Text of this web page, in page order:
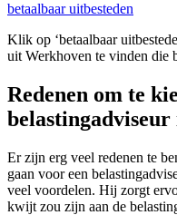
betaalbaar uitbesteden
Klik op ‘betaalbaar
uit Werkhoven te vinden die
Redenen om te
Er zijn erg veel redenen te
gaan voor een
veel voordelen. Hij zorgt
kwijt zou zijn aan de